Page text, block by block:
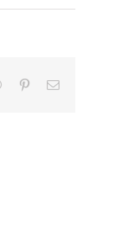
WhatsApp
PinterestCorreo